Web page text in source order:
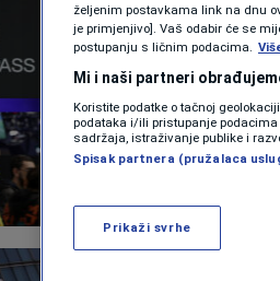
Forbes
željenim postavkama link na dnu
je primjenjivo]. Vaš odabir će se
postupanju s ličnim podacima.
Mi i naši partneri
Koristite podatke o tačnoj
podataka i/ili pristupanje
sadržaja, istraživanje publike i
Spisak partnera (pružalaca
Prikaži svrhe